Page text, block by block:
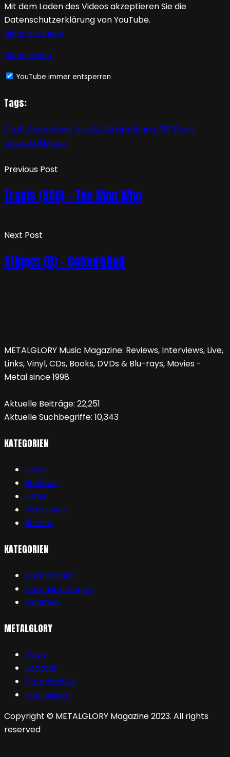
Mit dem Laden des Videos akzeptieren Sie die
Datenschutzerklärung von YouTube.
Mehr erfahren
Video laden
YouTube immer entsperren
Tags:
Craft Recordings Live At Glastonburry ‘99 Travis
Universal Music
Previous Post
Travis (SCO) – The Man Who
Next Post
Stinger (D) – Colourblind
METALGLORY Music Magazine: Reviews, Interviews, Live,
Links, Vinyl, CDs, Books, DVDs & Blu-rays, Movies -
Metal since 1998.
Aktuelle Beiträge: 22,251
Aktuelle Suchbegriffe: 10,343
KATEGORIEN
News
Reviews
Filme
Interviews
Bücher
KATEGORIEN
Vorberichte
Veranstaltungen
Galerien
METALGLORY
Team
Kontakt
Datenschutz
Impressum
Copyright © METALGLORY Magazine 2023. All rights
reserved